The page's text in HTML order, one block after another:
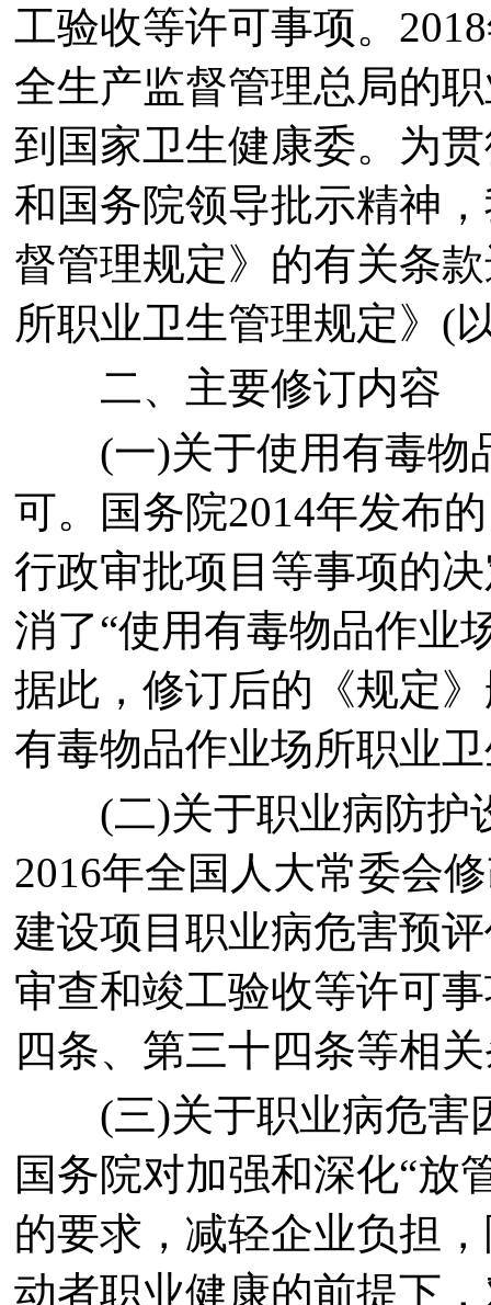
工验收等许可事项。
全生产监督管理总局的
到国家卫生健康委。为
和国务院领导批示精神
督管理规定》的有关条
所职业卫生管理规定》(
二、主要修订内容
(一)关于使用有毒物
可。国务院2014年发布
行政审批项目等事项的
消了“使用有毒物品作业
据此，修订后的《规定
有毒物品作业场所职业
(二)关于职业病防护
2016年全国人大常委会
建设项目职业病危害预
审查和竣工验收等许可
四条、第三十四条等相
(三)关于职业病危害
国务院对加强和深化“放
的要求，减轻企业负担
动者职业健康的前提下